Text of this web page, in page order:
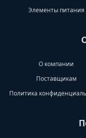
Элементы питания
О компании
Поставщикам
Политика